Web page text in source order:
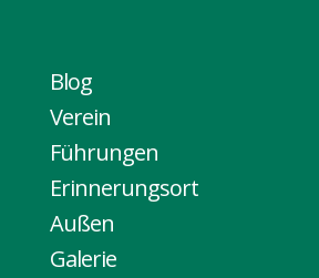
Blog
Verein
Führungen
Erinnerungsort
Außen
Galerie